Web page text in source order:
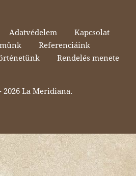
Adatvédelem
Kapcsolat
Referenciáink
Rendelés menete
2026 La Meridiana.